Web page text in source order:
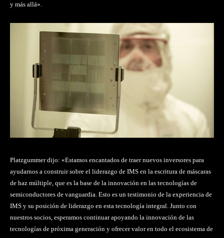
y más allá».
Platzgummer dijo: «Estamos encantados de traer nuevos inversores para
ayudarnos a construir sobre el liderazgo de IMS en la escritura de máscaras
de haz múltiple, que es la base de la innovación en las tecnologías de
semiconductores de vanguardia. Esto es un testimonio de la experiencia de
IMS y su posición de liderazgo en esta tecnología integral. Junto con
nuestros socios, esperamos continuar apoyando la innovación de las
tecnologías de próxima generación y ofrecer valor en todo el ecosistema de